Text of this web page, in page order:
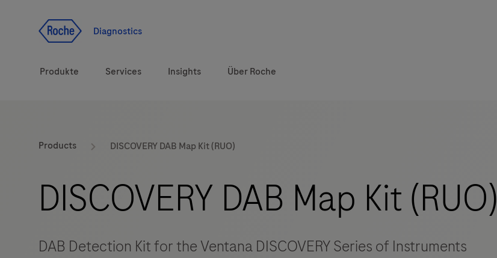
Diagnostics
Produkte
Diagnostiklösungen
Marken
Services Insights Über Roche
Products DISCOVERY DAB Map Kit (RUO)
DISCOVERY DAB Map Kit (RUO)
DAB Detection Kit for the Ventana DISCOVERY Series of Instruments